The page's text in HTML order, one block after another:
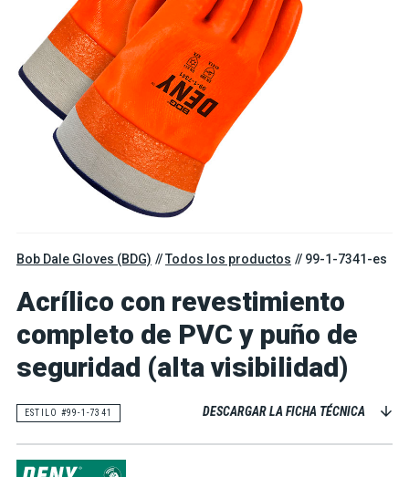
Bob Dale Gloves (BDG) Todos los productos 99-1-7341-es
Acrílico con revestimiento
completo de PVC y puño de
seguridad (alta visibilidad)
ESTILO #99-1-7341 DESCARGAR LA FICHA TÉCNICA